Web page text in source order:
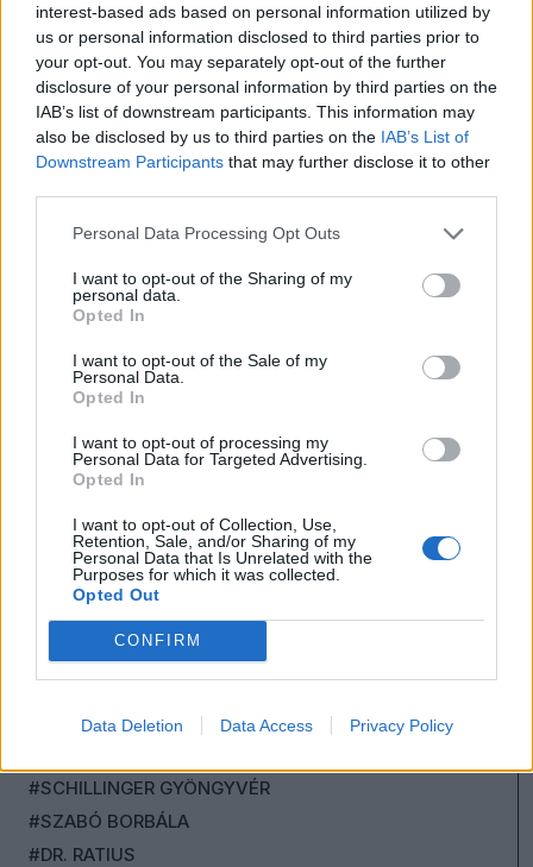
interest-based ads based on personal information utilized by
us or personal information disclosed to third parties prior to
your opt-out. You may separately opt-out of the further
disclosure of your personal information by third parties on the
IAB’s list of downstream participants. This information may
also be disclosed by us to third parties on the IAB’s List of
Downstream Participants that may further disclose it to other
Personal Data Processing Opt Outs
I want to opt-out of the Sharing of my
personal data.
Opted In
I want to opt-out of the Sale of my
Personal Data.
Opted In
I want to opt-out of processing my
Personal Data for Targeted Advertising.
Opted In
I want to opt-out of Collection, Use,
Retention, Sale, and/or Sharing of my
Personal Data that Is Unrelated with the
Purposes for which it was collected.
Opted Out
CONFIRM
Data Deletion Data Access Privacy Policy
#HONT ANDRÁS
#CEGLÉDI ZOLTÁN
#KONOK PÉTER
#SCHIFFER ANDRÁS
#BALOGH GÁBOR
#SZARKA KÁROLY
#GAZICS GYÖRGY
#KOLEK ZSOLT
#JOSEPH HARGITAI
#DÉNES FERENC
#PAPP LÁSZLÓ TAMÁS
#TOROCZKAY ANDRÁS
#KERT ATTILA
#CSUTAK ZSOLT
#MEGADJA GÁBOR
#KUSTÁN MAGYARI ATTILA
#KOVÁCS TIBOR
#NÉMETH RÓBERT
#SCHILLINGER GYÖNGYVÉR
#SZABÓ BORBÁLA
#DR. RATIUS